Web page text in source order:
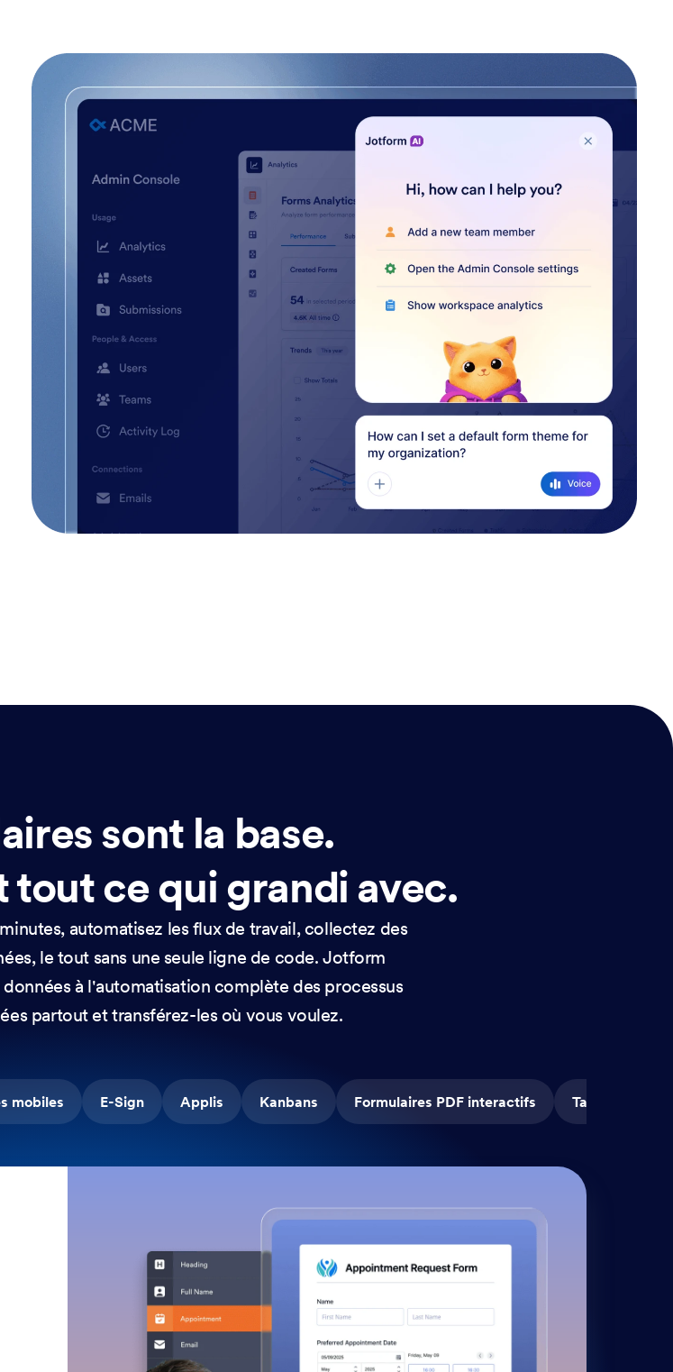
sont la base.
tout ce qui grandi avec.
automatisez les flux de travail, collectez des
le tout sans une seule ligne de code. Jotform
à l'automatisation complète des processus
partout et transférez-les où vous voulez.
mobiles E-Sign Applis Kanbans Formulaires PDF interactifs Tableaux